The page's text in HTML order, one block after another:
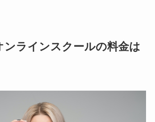
ンラインスクールの料金は